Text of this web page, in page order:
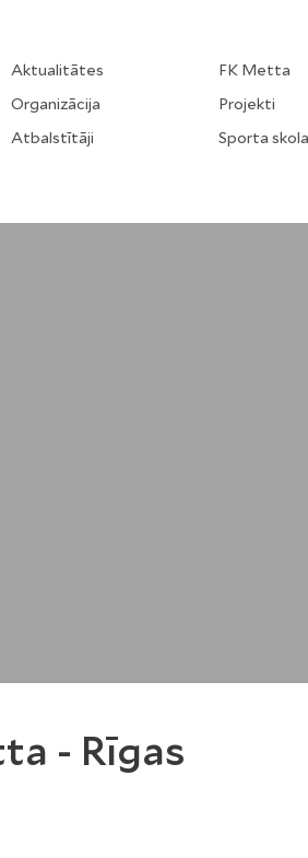
Aktualitātes
Organizācija
Atbalstītāji
FK Metta
Projekti
Sporta skola
- Rīgas